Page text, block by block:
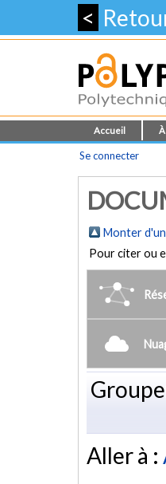
<
Accueil
Se connecter
Monter
Pour citer ou
Aller à :